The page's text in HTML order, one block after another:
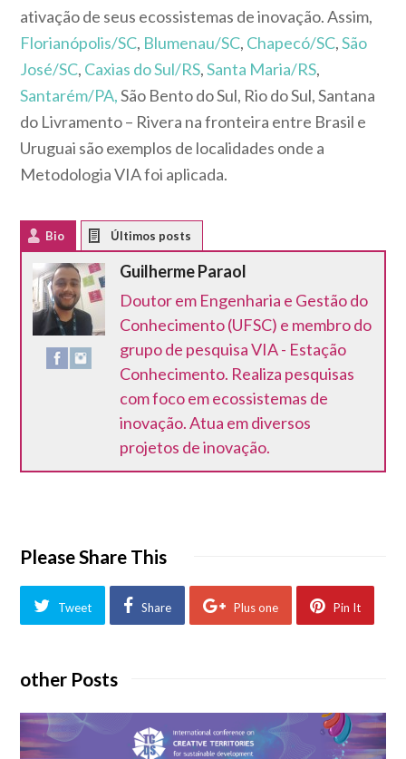
ativação de seus ecossistemas de inovação. Assim,
Florianópolis/SC, Blumenau/SC, Chapecó/SC,São
José/SC, Caxias do Sul/RS,Santa Maria/RS,
Santarém/PA,São Bento do Sul, Rio do Sul, Santana
do Livramento – Rivera na fronteira entre Brasil e
Uruguai são exemplos de localidades onde a
Metodologia VIA foi aplicada.
Bio
Guilherme Paraol
Doutor em Engenharia e Gestão do
Conhecimento (UFSC) e membro do
grupo de pesquisa VIA - Estação
Conhecimento. Realiza pesquisas
com foco em ecossistemas de
inovação. Atua em diversos
projetos de inovação.
Please Share This
Tweet Share Plus one Pin It
other Posts